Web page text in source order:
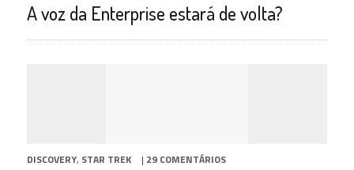
A voz da Enterprise estará de volta?
DISCOVERY, STAR TREK | 29 COMENTÁRIOS